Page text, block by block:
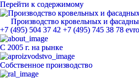
Перейти к содержимому
Производство кровельных и
ЕвроМет
+7 (495) 504 37 42 +7 (495) 745 38 78
С 2005 г. на рынке
Собственное производство